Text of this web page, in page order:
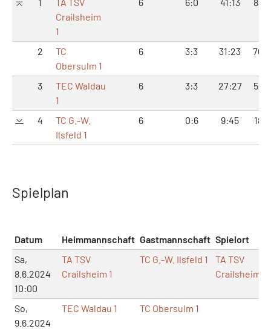
Crailsheim
1
2
TC
Obersulm 1
6 3:3 31:23
3
TEC Waldau
1
6 3:3 27:27
4
TC G.-W.
Ilsfeld 1
6 0:6 9:45
Spielplan
Datum Heimmannschaft Gastmannschaft Spielort
Sa,
8.6.2024
10:00
TA TSV
Crailsheim 1
TC G.-W. Ilsfeld 1
TA TSV
Crailsheim
So,
9.6.2024
TEC Waldau 1 TC Obersulm 1